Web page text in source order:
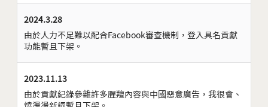
2024.3.28
由於人力不足難以配合Facebook審查機制，登入具名貢獻
功能暫且下架。
2023.11.13
由於貢獻紀錄參雜許多腥羶內容與中國惡意廣告，我很會、